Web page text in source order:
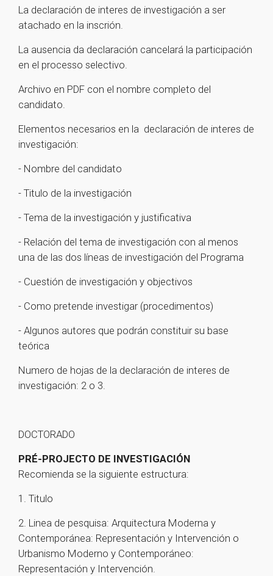
La declaración de interes de investigación a ser
atachado en la inscrión.
La ausencia da declaración cancelará la participación
en el processo selectivo.
Archivo en PDF con el nombre completo del
candidato.
Elementos necesarios en la declaración de interes de
investigación:
- Nombre del candidato
- Titulo de la investigación
- Tema de la investigación y justificativa
- Relación del tema de investigación con al menos
una de las dos líneas de investigación del Programa
- Cuestión de investigación y objectivos
- Como pretende investigar (procedimentos)
- Algunos autores que podrán constituir su base
teórica
Numero de hojas de la declaración de interes de
investigación: 2 o 3.
DOCTORADO
PRÉ-PROJECTO DE INVESTIGACIÓN
Recomienda se la siguiente estructura:
1. Titulo
2. Linea de pesquisa: Arquitectura Moderna y
Contemporánea: Representación y Intervención o
Urbanismo Moderno y Contemporáneo:
Representación y Intervención.